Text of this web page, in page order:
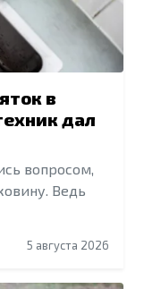
в
дал
вопросом,
Ведь
5 августа 2026